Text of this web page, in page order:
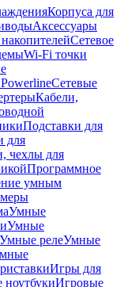
Корпуса для
Аксессуары
Сетевое
Wi-Fi точки
PowerlineСетевые
Кабели,
Подставки для
для
чехлы для
Программное
умным
Умные
Умные
Умные релеУмные
Игры для
Игровые